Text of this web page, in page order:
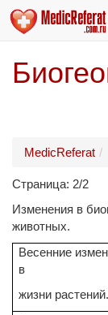
MedicReferat
Страница: 2/2
Изменения в
животных.
Весенние
в
жизни растений.